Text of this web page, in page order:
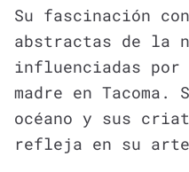
Su fascinación
abstractas de la
influenciadas
madre en Tacoma.
océano y sus
refleja en su